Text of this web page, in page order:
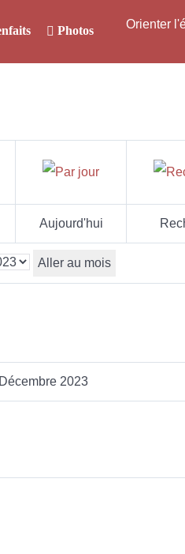
Photos Orienter
Aujourd'hui
Aller au mois
2023